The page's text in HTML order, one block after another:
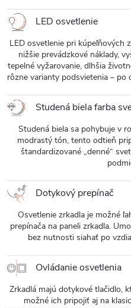
LED osvetlenie
LED osvetlenie pri kúpeľňových
nižšie prevádzkové náklady,
tepelné vyžarovanie, dlhšia
rôzne varianty podsvietenia – po
Studená biela farba
Studená biela sa pohybuje v
modrastý tón, tento odtieň
štandardizované „denné“
Dotykový prepínač
Osvetlenie zrkadla je možné
prepínača na paneli zrkadla.
bez nutnosti siahať po
Ovládanie osvetlenia
Zrkadlá majú dotykové tlačidlo,
možné ich pripojiť aj na